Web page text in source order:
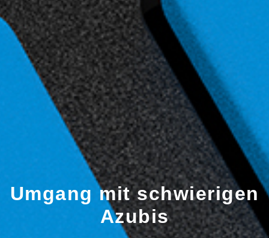
Umgang mit schwierigen
Azubis